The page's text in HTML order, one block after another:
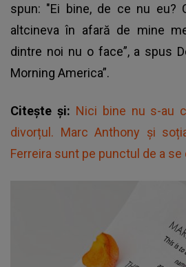
spun: "Ei bine, de ce nu eu?
altcineva în afară de mine
dintre noi nu o face”, a spus
Morning America”.
Citește și: Nici bine nu s-au
divorțul. Marc Anthony și
Ferreira sunt pe punctul de a